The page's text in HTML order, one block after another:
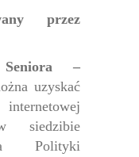
przez
–
uzyskać
Polityki